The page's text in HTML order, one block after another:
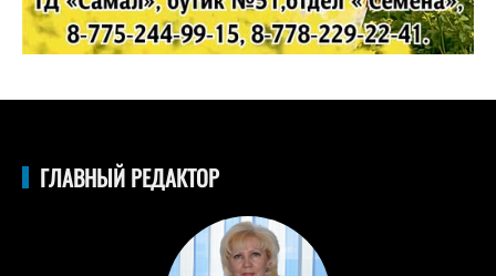
ГЛАВНЫЙ РЕДАКТОР